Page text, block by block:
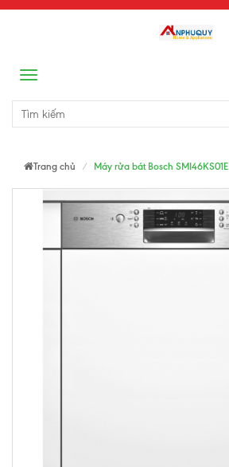
Menu
Trang chủ Máy rửa bát Bosch SMI46KS01E